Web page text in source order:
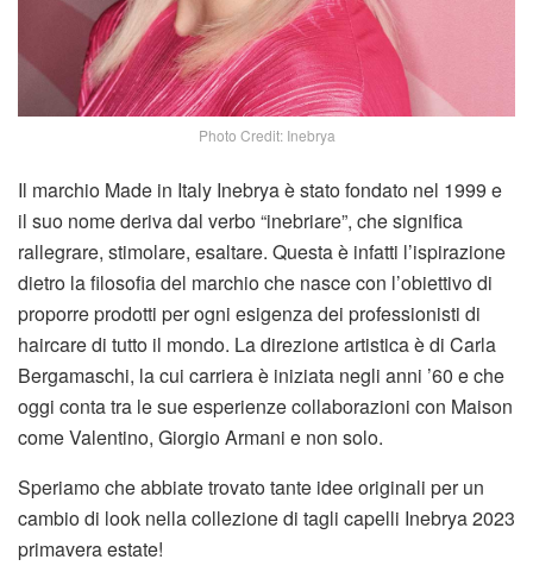
Photo Credit: Inebrya
Il marchio Made in Italy Inebrya è stato fondato nel 1999 e
il suo nome deriva dal verbo “inebriare”, che significa
rallegrare, stimolare, esaltare. Questa è infatti l’ispirazione
dietro la filosofia del marchio che nasce con l’obiettivo di
proporre prodotti per ogni esigenza dei professionisti di
haircare di tutto il mondo. La direzione artistica è di Carla
Bergamaschi, la cui carriera è iniziata negli anni ’60 e che
oggi conta tra le sue esperienze collaborazioni con Maison
come Valentino, Giorgio Armani e non solo.
Speriamo che abbiate trovato tante idee originali per un
cambio di look nella collezione di tagli capelli Inebrya 2023
primavera estate!